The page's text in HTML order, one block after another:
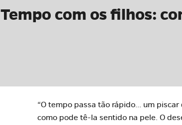
Tempo com os filhos:
“O tempo passa tão rápido… um piscar
como pode tê-la sentido na pele. O